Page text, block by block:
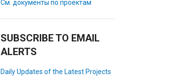
См. документы по проектам
SUBSCRIBE TO EMAIL
ALERTS
Daily Updates of the Latest Projects